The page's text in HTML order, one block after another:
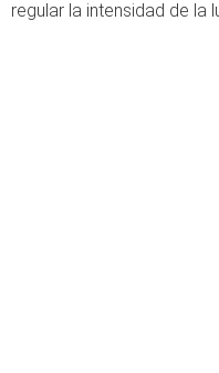
regular la intensidad de la